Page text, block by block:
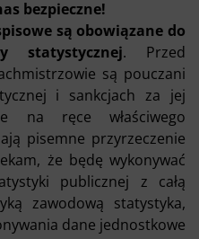
bezpieczne!
są obowiązane do
statystycznej. Przed
są pouczani
i sankcjach za jej
na ręce właściwego
pisemne przyrzeczenie
że będę wykonywać
publicznej z całą
zawodową statystyka,
dane jednostkowe